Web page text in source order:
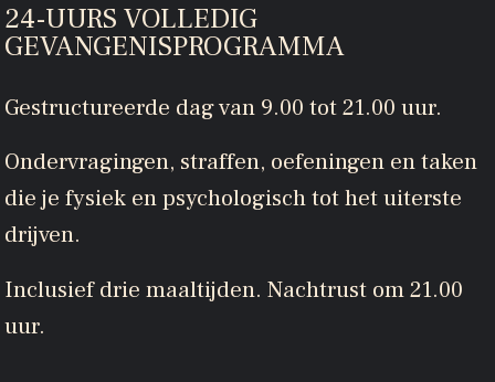
24-UURS VOLLEDIG
GEVANGENISPROGRAMMA
Gestructureerde dag van 9.00 tot 21.00 uur.
Ondervragingen, straffen, oefeningen en taken
die je fysiek en psychologisch tot het uiterste
drijven.
Inclusief drie maaltijden. Nachtrust om 21.00
uur.